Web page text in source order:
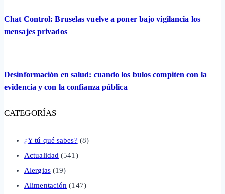
Chat Control: Bruselas vuelve a poner bajo vigilancia los
mensajes privados
Desinformación en salud: cuando los bulos compiten con la
evidencia y con la confianza pública
CATEGORÍAS
¿Y tú qué sabes? (8)
Actualidad (541)
Alergias(19)
Alimentación (147)